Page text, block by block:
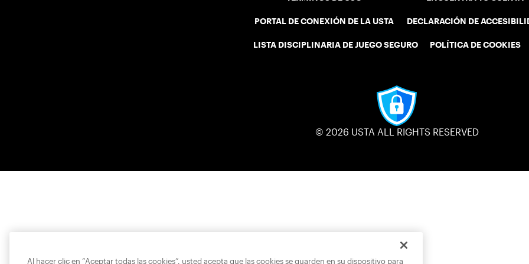
PORTAL DE CONEXIÓN DE LA USTA
LISTA DISCIPLINARIA DE JUEGO SEGURO
DECLARACIÓN DE
POLÍTICA DE COOKIES
© 2026 USTA ALL RIGHTS RESERVED
Al hacer clic en “Aceptar todas las cookies”, usted acepta que las cookies se guarden en su dispositivo para